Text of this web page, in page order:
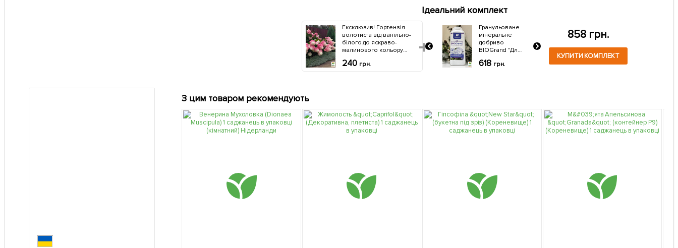
Ідеальний комплект
Ексклюзив! Гортензія
волотиста від ванільно-
білого до яскраво-
малинового кольору
"Мерилін Монро" (Marilyn
Monroe) (преміальний,
240 грн.
Мінеральне
добриво
BIOHYPER
EXTRA "Для
Гранульоване
мінеральне
добриво
BIOGrand "Для
гортензій"
(БІОГранд) ТМ
618 грн.
858 грн.
КУПИТИ КОМПЛЕКТ
З цим товаром рекомендують